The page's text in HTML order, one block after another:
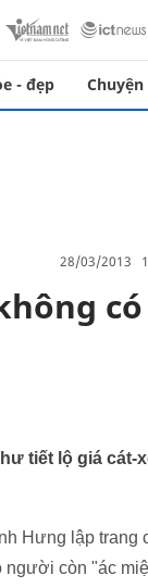
- đẹp Chuyện
28/03/2013
có
tiết lộ giá cát-
Hưng lập trang
người còn "ác